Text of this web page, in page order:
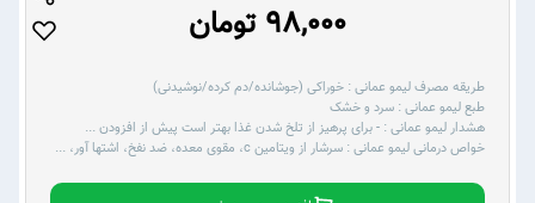
98,000 تومان
طریقه مصرف لیمو عمانی : خوراکی (جوشانده/دم کرده/نوشیدنی)
طبع لیمو عمانی : سرد و خشک
هشدار لیمو عمانی : - برای پرهیز از تلخ شدن غذا بهتر است پیش از افزودن...
خواص درمانی لیمو عمانی : سرشار از ویتامین c، مقوی معده، ضد نفخ، اشتها آور، ...